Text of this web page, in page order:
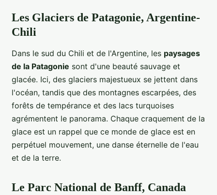
Les Glaciers de Patagonie, Argentine-
Chili
Dans le sud du Chili et de l'Argentine, les paysages
de la Patagonie sont d'une beauté sauvage et
glacée. Ici, des glaciers majestueux se jettent dans
l'océan, tandis que des montagnes escarpées, des
forêts de tempérance et des lacs turquoises
agrémentent le panorama. Chaque craquement de la
glace est un rappel que ce monde de glace est en
perpétuel mouvement, une danse éternelle de l'eau
et de la terre.
Le Parc National de Banff, Canada